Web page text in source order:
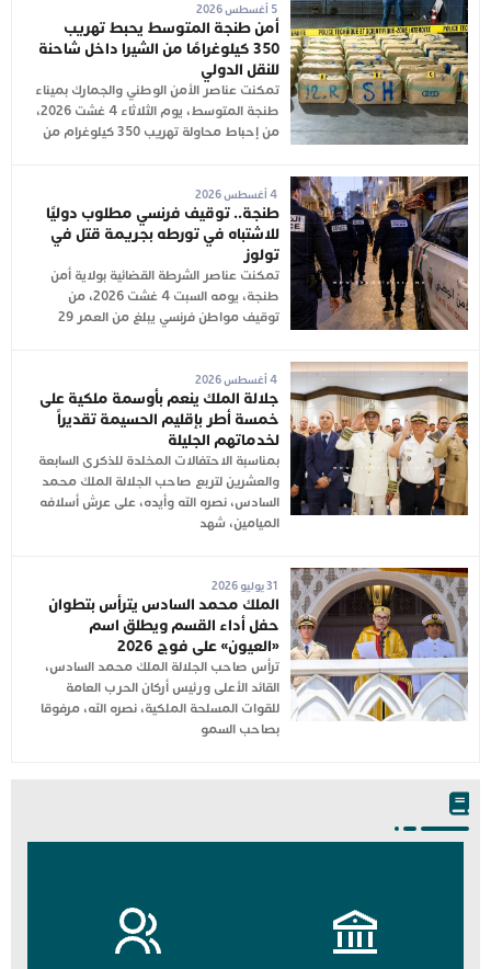
5 أغسطس 2026
أمن طنجة المتوسط يحبط تهريب
350 كيلوغرامًا من الشيرا داخل شاحنة
للنقل الدولي
تمكنت عناصر الأمن الوطني والجمارك بميناء
طنجة المتوسط، يوم الثلاثاء 4 غشت 2026،
من إحباط محاولة تهريب 350 كيلوغرام من
4 أغسطس 2026
طنجة.. توقيف فرنسي مطلوب دوليًا
للاشتباه في تورطه بجريمة قتل في
تولوز
تمكنت عناصر الشرطة القضائية بولاية أمن
طنجة، يومه السبت 4 غشت 2026، من
توقيف مواطن فرنسي يبلغ من العمر 29
4 أغسطس 2026
جلالة الملك ينعم بأوسمة ملكية على
خمسة أطر بإقليم الحسيمة تقديراً
لخدماتهم الجليلة
بمناسبة الاحتفالات المخلدة للذكرى السابعة
والعشرين لتربع صاحب الجلالة الملك محمد
السادس، نصره الله وأيده، على عرش أسلافه
الميامين، شهد
31 يوليو 2026
الملك محمد السادس يترأس بتطوان
حفل أداء القسم ويطلق اسم
«العيون» على فوج 2026
ترأس صاحب الجلالة الملك محمد السادس،
القائد الأعلى ورئيس أركان الحرب العامة
للقوات المسلحة الملكية، نصره الله، مرفوقا
بصاحب السمو